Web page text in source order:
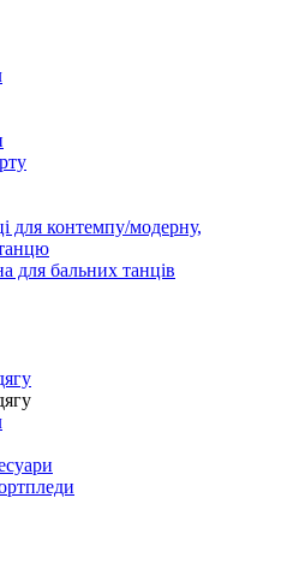
для контемпу/модерну,
для бальних танців